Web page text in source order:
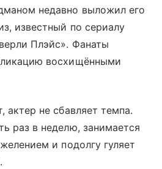
недавно выложил его
известный по сериалу
Плэйс». Фанаты
восхищёнными
актер не сбавляет темпа.
раз в неделю, занимается
и подолгу гуляет